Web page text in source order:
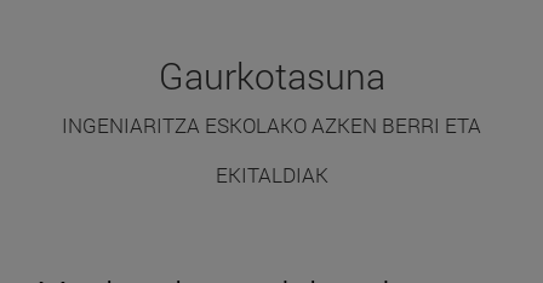
Gaurkotasuna
INGENIARITZA ESKOLAKO AZKEN BERRI ETA
EKITALDIAK